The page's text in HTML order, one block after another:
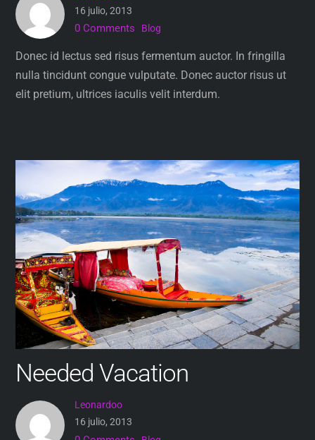
16 julio, 2013
0 Comments Blog
Donec id lectus sed risus fermentum auctor. In fringilla
nulla tincidunt congue vulputate. Donec auctor risus ut
elit pretium, ultrices iaculis velit interdum.
Needed Vacation
Leonardoo
16 julio, 2013